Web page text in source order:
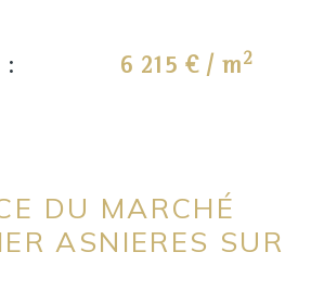
: 6 215 € / m2
DU MARCHÉ
ASNIERES SUR